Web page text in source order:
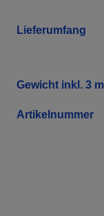
Lieferumfang
Gewicht inkl. 3
Artikelnummer